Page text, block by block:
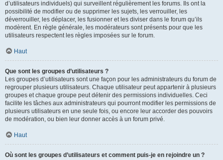
d’utilisateurs individuels) qui surveillent régulièrement les forums. Ils ont la
possibilité de modifier ou de supprimer les sujets, les verrouiller, les
déverrouiller, les déplacer, les fusionner et les diviser dans le forum qu’ils
modèrent. En règle générale, les modérateurs sont présents pour que les
utilisateurs respectent les règles imposées sur le forum.
Haut
Que sont les groupes d’utilisateurs ?
Les groupes d’utilisateurs sont une façon pour les administrateurs du forum de
regrouper plusieurs utilisateurs. Chaque utilisateur peut appartenir à plusieurs
groupes et chaque groupe peut détenir des permissions individuelles. Ceci
facilite les tâches aux administrateurs qui pourront modifier les permissions de
plusieurs utilisateurs en une seule fois, ou encore leur accorder des pouvoirs
de modération, ou bien leur donner accès à un forum privé.
Haut
Où sont les groupes d’utilisateurs et comment puis-je en rejoindre un ?